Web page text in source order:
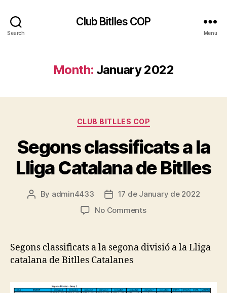
Search
Club Bitlles COP
Menu
Month: January 2022
Categories
CLUB BITLLES COP
Segons classificats a la
Lliga Catalana de Bitlles
Post
By admin4433
Post
date
17 de January de 2022
No Commentson
a
de
Segons classificats a la segona divisió a la Lliga
catalana de Bitlles Catalanes